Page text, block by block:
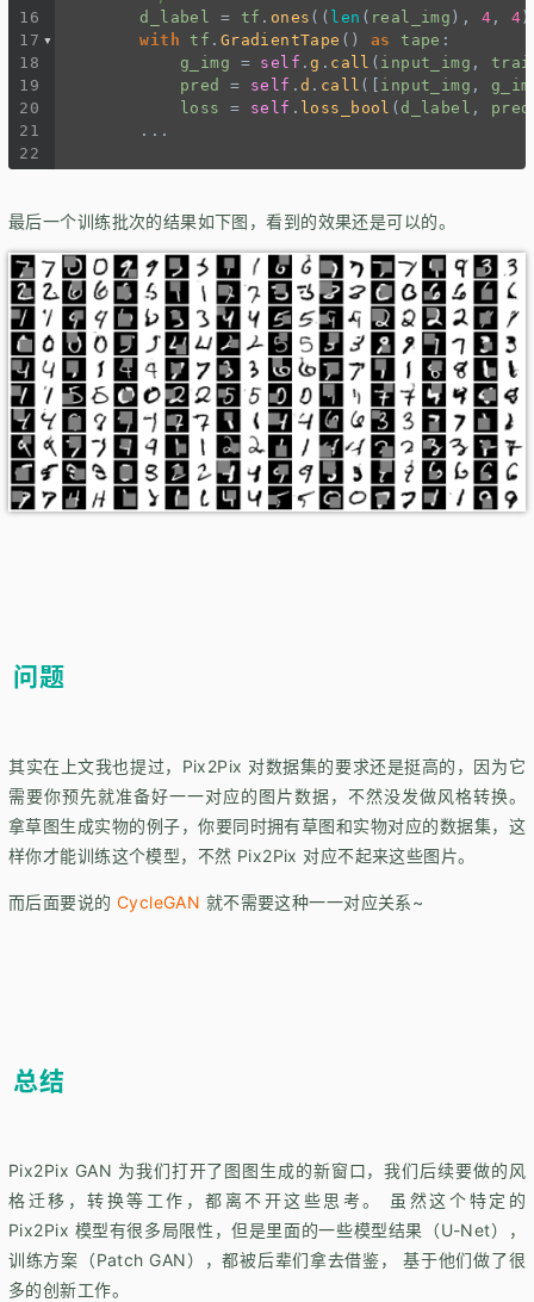
16
d_label = tf . ones (( len ( real_img ), 4, 4
17
with tf . GradientTape () as tape :
18
g_img = self .g . call ( input_img ,
19
pred = self . d . call ([ input_img ,
20
loss = self . loss_bool (d_label , pred
21
...
22
最后一个训练批次的结果如下图，看到的效果还是可以的。
问题
其实在上文我也提过，Pix2Pix 对数据集的要求还是挺高的，因为它
需要你预先就准备好一一对应的图片数据，不然没发做风格转换。
拿草图生成实物的例子，你要同时拥有草图和实物对应的数据集，这
样你才能训练这个模型，不然 Pix2Pix 对应不起来这些图片。
而后面要说的 CycleGAN 就不需要这种一一对应关系~
总结
Pix2Pix GAN 为我们打开了图图生成的新窗口，我们后续要做的风
格迁移，转换等工作，都离不开这些思考。 虽然这个特定的
Pix2Pix 模型有很多局限性，但是里面的一些模型结果（U-Net），
训练方案（Patch GAN），都被后辈们拿去借鉴， 基于他们做了很
多的创新工作。